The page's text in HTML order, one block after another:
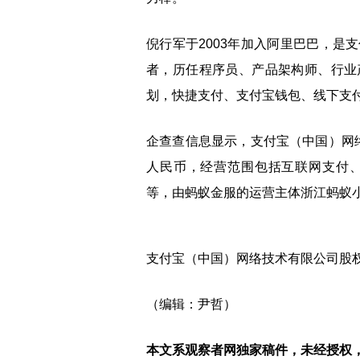
倪行军于2003年加入阿里巴巴，是
者，历任程序员、产品架构师、行
划，快捷支付、支付宝钱包、线下支
企查查信息显示，支付宝（中国）
人民币，经营范围包括互联网支付
等，由蚂蚁金服的运营主体浙江蚂蚁
支付宝（中国）网络技术有限公司股
（编辑：尹哲）
本文系观察者网独家稿件，未经授权